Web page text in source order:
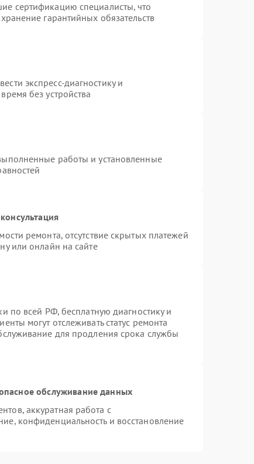
сертификацию специалисты, что
гарантийных обязательств
экспресс-диагностику и
без устройства
работы и установленные
ремонта, отсутствие скрытых платежей
или онлайн на сайте
по всей РФ, бесплатную диагностику и
могут отслеживать статус ремонта
для продления срока службы
обслуживание данных
аккуратная работа с
конфиденциальность и восстановление